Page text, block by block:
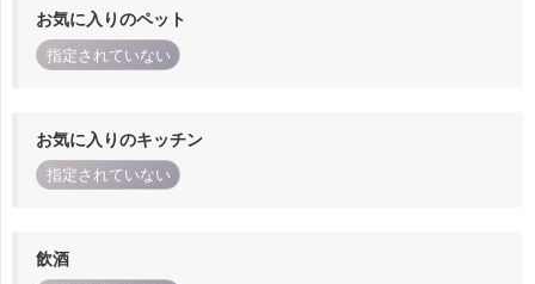
お気に入りのペット
指定されていない
お気に入りのキッチン
指定されていない
飲酒